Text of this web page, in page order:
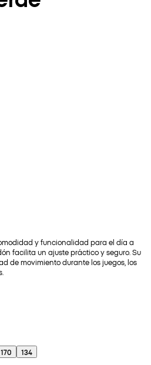
y funcionalidad para el día a
facilita un ajuste práctico y seguro. Su
de movimiento durante los juegos, los
170
134